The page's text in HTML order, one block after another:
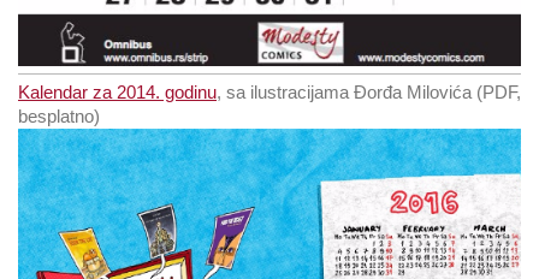
Kalendar za 2014. godinu, sa ilustracijama Đorđa Milovića (PDF,
besplatno)